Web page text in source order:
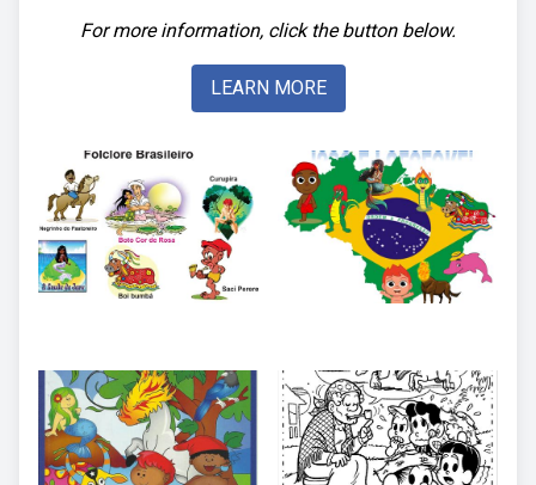
For more information, click the button below.
LEARN MORE